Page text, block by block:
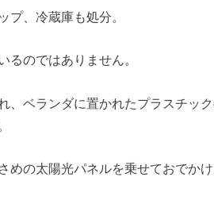
プ、冷蔵庫も処分。
るのではありません。
、ベランダに置かれたプラスチッ
の太陽光パネルを乗せておでかけ